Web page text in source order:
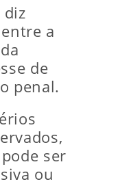
a
de
penal.
ser
ou